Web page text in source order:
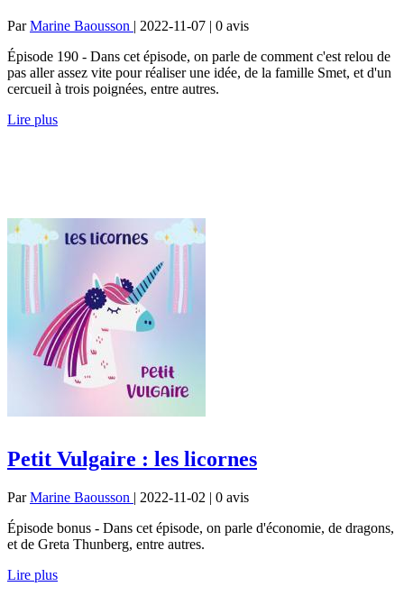
ParMarine Baousson | 2022-11-07 | 0 avis
Épisode 190 - Dans cet épisode, on parle de comment c'est relou de
pas aller assez vite pour réaliser une idée, de la famille Smet, et d'un
cercueil à trois poignées, entre autres.
Lire plus
Petit Vulgaire : les licornes
ParMarine Baousson | 2022-11-02 | 0 avis
Épisode bonus - Dans cet épisode, on parle d'économie, de dragons,
et de Greta Thunberg, entre autres.
Lire plus